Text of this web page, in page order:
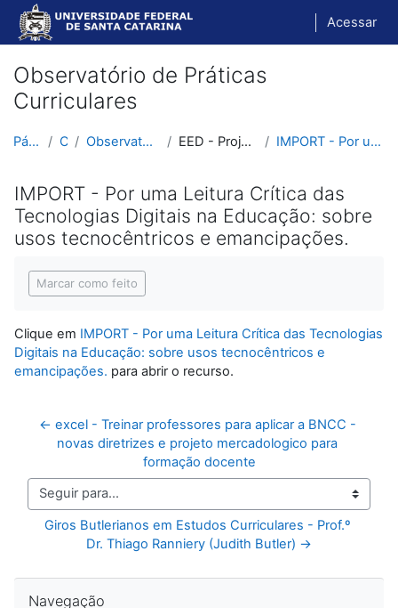
Ir para o conteúdo principal
Acessar
Observatório de Práticas
Curriculares
Página inicial Cursos Observatório de Práticas Curriculares EED - Projeto de Pesquisa (2022-2026) IMPORT - Por uma Leitura Crítica das Tecnologias D...
IMPORT - Por uma Leitura Crítica das
Tecnologias Digitais na Educação: sobre
usos tecnocêntricos e emancipações.
Marcar como feito
Clique em IMPORT - Por uma Leitura Crítica das Tecnologias
Digitais na Educação: sobre usos tecnocêntricos e
emancipações. para abrir o recurso.
← excel - Treinar professores para aplicar a BNCC -
novas diretrizes e projeto mercadologico para
formação docente
Seguir para...
Giros Butlerianos em Estudos Curriculares - Prof.º
Dr. Thiago Ranniery (Judith Butler) →
Navegação